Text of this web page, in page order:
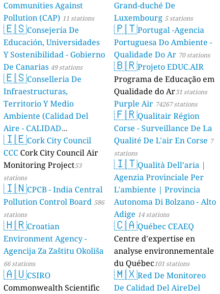
Communities Against
Pollution (CAP) 11 stations
🇪🇸Consejería De
Educación, Universidades
Y Sostenibilidad - Gobierno
De Canarias 49 stations
🇪🇸Conselleria De
Infraestructuras,
Territorio Y Medio
Ambiente (Calidad Del
Aire - CALIDAD
AMBIENTAL) 23 stations
🇮🇪Cork City Council
CCC Cork City Council Air
Monitoring Project53
stations
🇮🇳CPCB - India Central
Pollution Control Board 586
stations
🇭🇷Croatian
Environment Agency -
Agencija Za Zaštitu Okoliša
66 stations
🇦🇺CSIRO
Commonwealth Scientific
Grand-duché De
Luxembourg 5 stations
🇵🇹Portugal -Agencia
Portuguesa Do Ambiente -
Qualidade Do Ar 70 stations
🇧🇷Projeto EDUC.AIR
Programa de Educação em
Qualidade do Ar31 stations
Purple Air 74267 stations
🇫🇷Qualitair Région
Corse - Surveillance De La
Qualité De L'air En Corse 7
stations
🇮🇹Qualità Dell’aria |
Agenzia Provinciale Per
L'ambiente | Provincia
Autonoma Di Bolzano - Alto
Adige 14 stations
🇨🇦Québec CEAEQ
Centre d'expertise en
analyse environnementale
du Québec101 stations
🇲🇽Red De Monitoreo
De Calidad Del AireDel